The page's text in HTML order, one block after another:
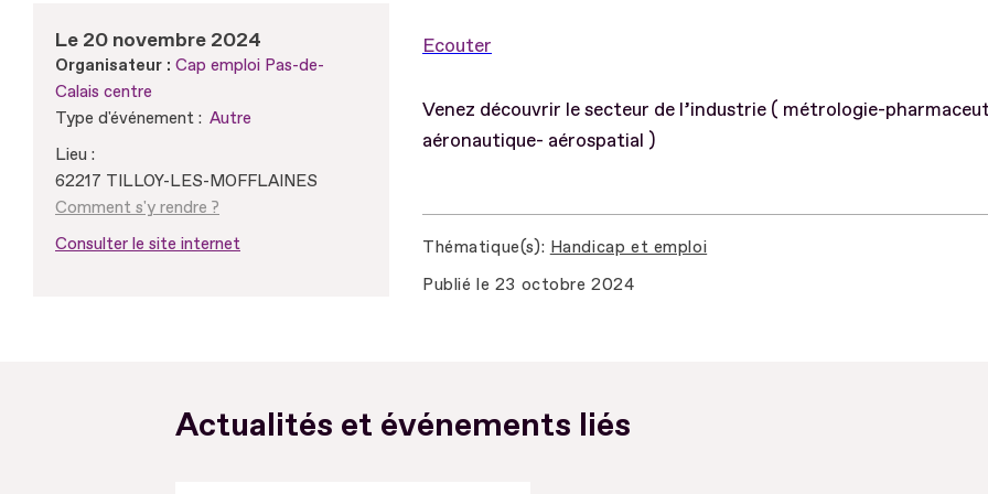
Le 20 novembre 2024
Organisateur : Cap emploi Pas-de-
Calais centre
Type d'événement : Autre
Lieu :
62217 TILLOY-LES-MOFFLAINES
Comment s'y rendre ?
Consulter le site internet
Ecouter
Venez découvrir le secteur de l’industrie ( métrologie-
aéronautique- aérospatial )
Thématique(s) Handicap et emploi
Publié le 23 octobre 2024
Actualités et événements liés